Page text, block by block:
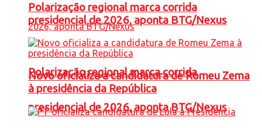
Polarização regional marca corrida
presidencial de 2026, aponta BTG/Nexus
Polarização regional marca corrida
presidencial de 2026, aponta BTG/Nexus
Novo oficializa a candidatura de Romeu Zema
à presidência da República